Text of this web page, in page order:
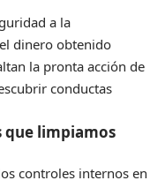
a la
dinero obtenido
la pronta acción de
conductas
que limpiamos
controles internos en